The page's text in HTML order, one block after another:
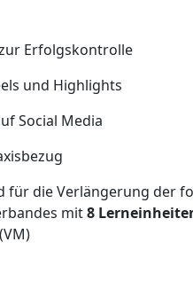
Erfolgskontrolle
und Highlights
Social Media
die Verlängerung der
mit8